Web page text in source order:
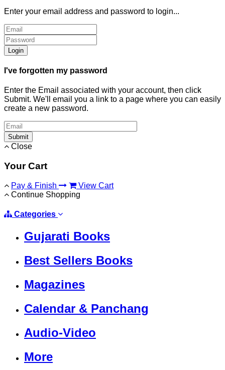
Enter your email address and password to login...
Login
I've forgotten my password
Enter the Email associated with your account, then click
Submit. We'll email you a link to a page where you can easily
create a new password.
Submit
Close
Your Cart
Pay & Finish
View Cart
Continue Shopping
Categories
Gujarati Books
Best Sellers Books
Magazines
Calendar & Panchang
Audio-Video
More